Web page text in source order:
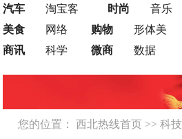
汽车
淘宝客
时尚
音乐
美食
网络
商讯
科学
购物
形体美
微商
数据
您的位置：西北热线首页 >>科技